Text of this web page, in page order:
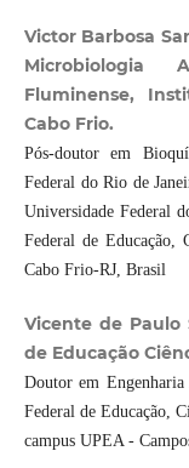
Victor Barbosa
Microbiologia
Fluminense,
Cabo Frio.
Pós-doutor em
Federal do Rio de
Universidade Federal
Federal de Educação,
Cabo Frio-RJ, Brasil
Vicente de Paulo
de Educação
Doutor em
Federal de Educação,
campus UPEA -